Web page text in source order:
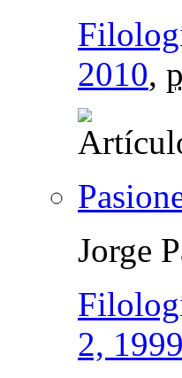
2010,
Jorge
2, 1999